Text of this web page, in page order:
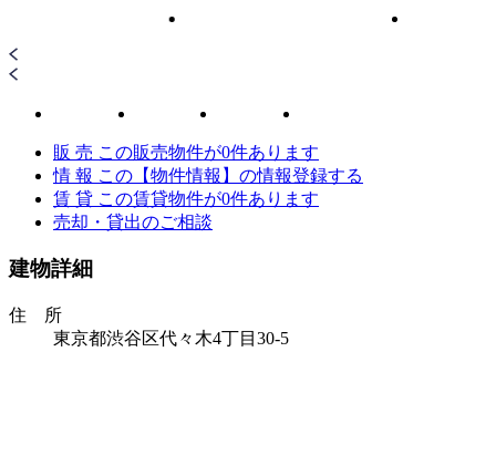
販 売 この販売物件が0件あります
情 報 この【物件情報】の情報登録する
賃 貸 この賃貸物件が0件あります
売却・貸出のご相談
建物詳細
住 所
東京都渋谷区代々木4丁目30-5